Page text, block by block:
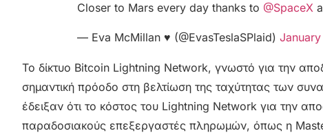
Closer to Mars every day thanks to @SpaceX
— Eva McMillan ♥️ (@EvasTeslaSPlaid)
Το δίκτυο Bitcoin Lightning Network, γνωστό για την
σημαντική πρόοδο στη βελτίωση της ταχύτητας των
έδειξαν ότι το κόστος του Lightning Network για την
παραδοσιακούς επεξεργαστές πληρωμών, όπως η